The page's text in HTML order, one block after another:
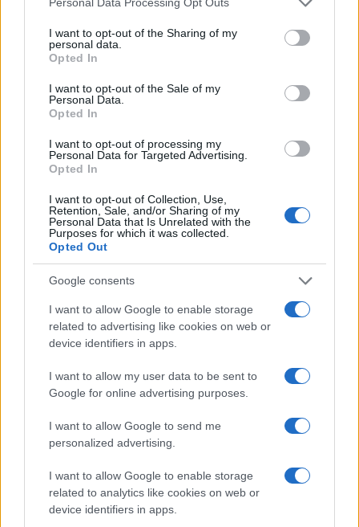
not limited to your visit or usage behaviour. You may click to
grant or deny consent to Google and its third-party tags to
use your data for below specified purposes in below Google
consent section.
I want to opt-out of the Sharing of my
personal data.
Opted In
I want to opt-out of the Sale of my
Personal Data.
Opted In
I want to opt-out of processing my
Personal Data for Targeted Advertising.
Opted In
I want to opt-out of Collection, Use,
Retention, Sale, and/or Sharing of my
Personal Data that Is Unrelated with the
Purposes for which it was collected.
Opted Out
Google consents
I want to allow Google to enable storage
related to advertising like cookies on web or
device identifiers in apps.
I want to allow my user data to be sent to
Google for online advertising purposes.
I want to allow Google to send me
personalized advertising.
I want to allow Google to enable storage
related to analytics like cookies on web or
device identifiers in apps.
παρόν. Λέγεται πως ο Ιβάν Σαββίδης τα βρήκε με την
κυβέρνηση, […]